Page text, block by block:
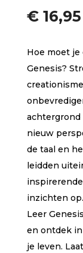
€16,95
Hoe moet
Genesis?
achtergrond
nieuw
de taal en
leidden
inzichten op.
Leer
en ontdek
je leven.